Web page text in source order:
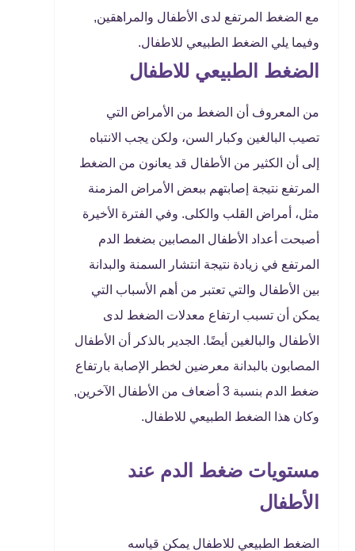
مع الضغط المرتفع لدى الأطفال والمراهقين,
وفيما يلي الضغط الطبيعي للاطفال.
الضغط الطبيعي للاطفال
من المعروف أن الضغط من الأمراض التي
تصيب البالغين وكبار السن، ولكن يجب الانتباه
إلى أن الكثير من الأطفال قد يعانون من الضغط
المرتفع نتيجة إصابتهم ببعض الأمراض المزمنة
مثل، أمراض القلب والكلى. وفي الفترة الأخيرة
أصبحت أعداد الأطفال المصابين بضغط الدم
المرتفع في زيادة نتيجة انتشار السمنة والبدانة
بين الأطفال والتي تعتبر من أهم الأسباب التي
يمكن أن تسبب ارتفاع معدلات الضغط لدى
الأطفال والبالغين أيضًا. الجدير بالذكر أن الأطفال
المصابون بالبدانة معرضين لخطر الإصابة بارتفاع
ضغط الدم بنسبة 3 أضعاف من الأطفال الآخرين,
وكان هذا الضغط الطبيعي للاطفال.
مستويات ضغط الدم عند
الأطفال
الضغط الطبيعي للاطفال يمكن قياسه